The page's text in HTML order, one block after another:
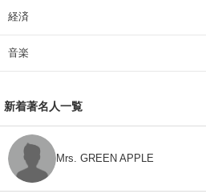
経済
音楽
新着著名人一覧
Mrs. GREEN APPLE